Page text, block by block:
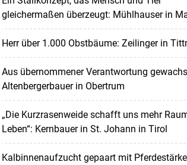
gleichermaßen überzeugt: Mühlhauser in
Herr über 1.000 Obstbäume: Zeilinger in
Aus übernommener Verantwortung
Altenbergerbauer in Obertrum
„Die Kurzrasenweide schafft uns mehr
Leben“: Kernbauer in St. Johann in Tirol
Kalbinnenaufzucht gepaart mit